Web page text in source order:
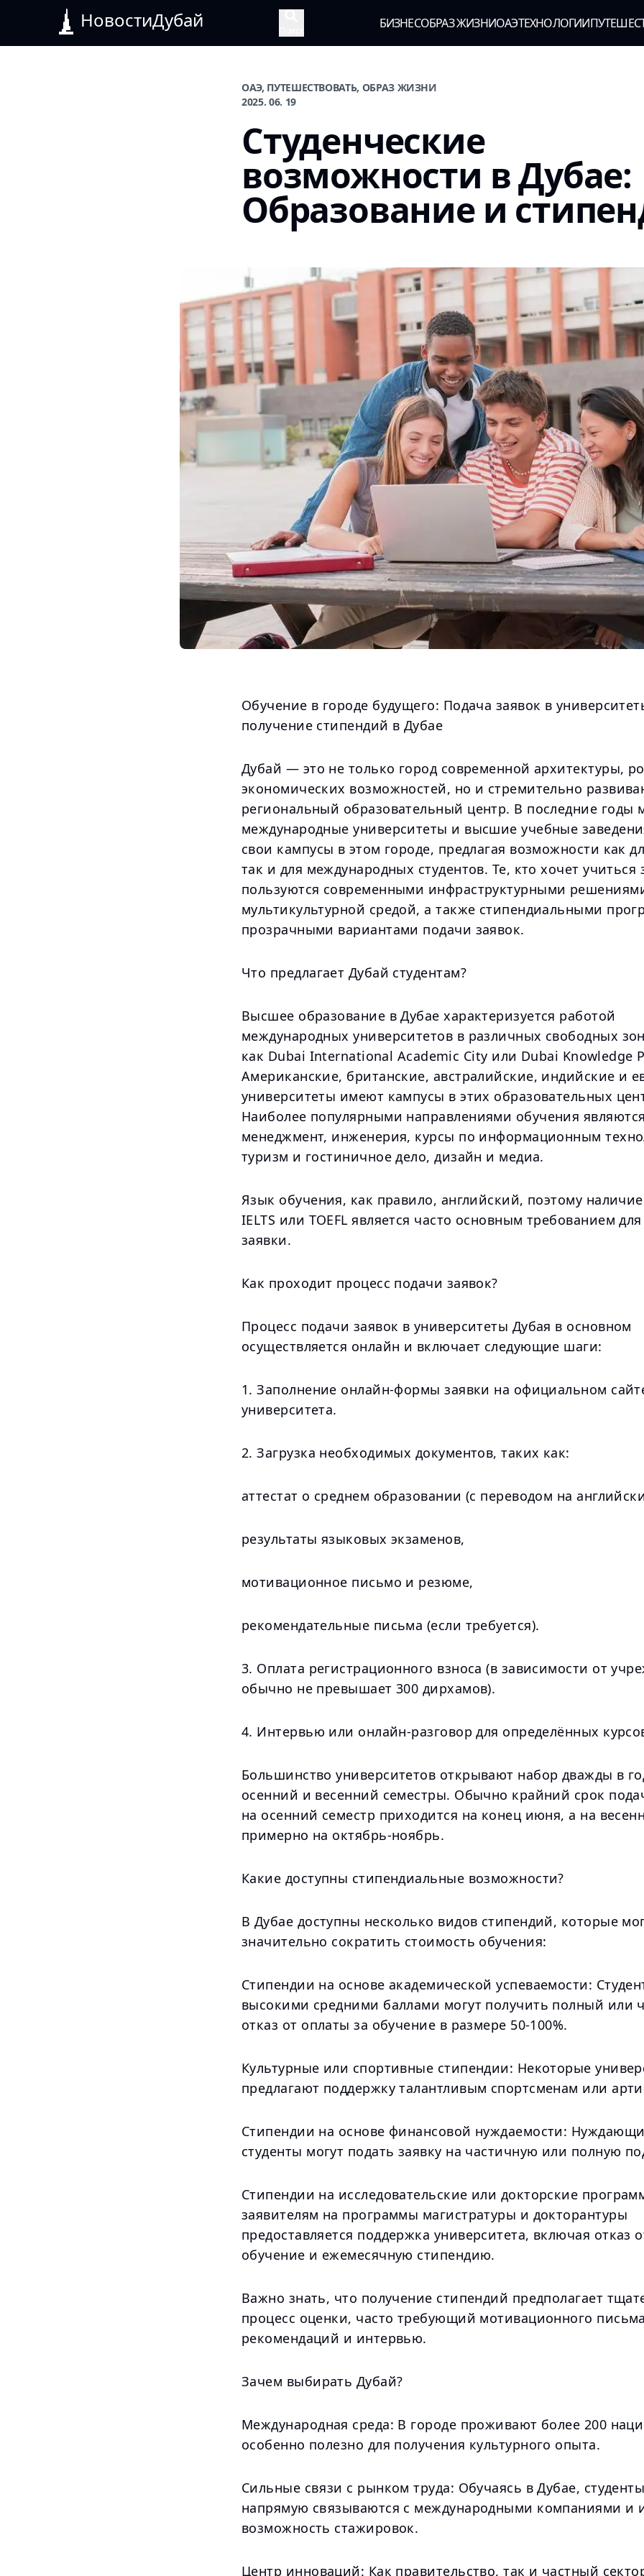
НовостиДубай БИЗНЕСОБРАЗ ЖИЗНИОАЭТЕХНОЛОГИИ
ОАЭ, ПУТЕШЕСТВОВАТЬ, ОБРАЗ ЖИЗНИ
2025. 06. 19
Студенческие
возможности в Дубае:
Образование и
Обучение в городе будущего: Подача заявок в
получение стипендий в Дубае
Дубай — это не только город современной архитектуры,
экономических возможностей, но и стремительно
региональный образовательный центр. В последние годы
международные университеты и высшие учебные
свои кампусы в этом городе, предлагая возможности как
так и для международных студентов. Те, кто хочет учиться
пользуются современными инфраструктурными
мультикультурной средой, а также стипендиальными
прозрачными вариантами подачи заявок.
Что предлагает Дубай студентам?
Высшее образование в Дубае характеризуется работой
международных университетов в различных свободных
как Dubai International Academic City или Dubai Knowledge
Американские, британские, австралийские, индийские и
университеты имеют кампусы в этих образовательных
Наиболее популярными направлениями обучения
менеджмент, инженерия, курсы по информационным
туризм и гостиничное дело, дизайн и медиа.
Язык обучения, как правило, английский, поэтому
IELTS или TOEFL является часто основным требованием
заявки.
Как проходит процесс подачи заявок?
Процесс подачи заявок в университеты Дубая в основном
осуществляется онлайн и включает следующие шаги:
1. Заполнение онлайн-формы заявки на официальном
университета.
2. Загрузка необходимых документов, таких как:
аттестат о среднем образовании (с переводом на
результаты языковых экзаменов,
мотивационное письмо и резюме,
рекомендательные письма (если требуется).
3. Оплата регистрационного взноса (в зависимости от
обычно не превышает 300 дирхамов).
4. Интервью или онлайн-разговор для определённых
Большинство университетов открывают набор дважды в
осенний и весенний семестры. Обычно крайний срок
на осенний семестр приходится на конец июня, а на
примерно на октябрь-ноябрь.
Какие доступны стипендиальные возможности?
В Дубае доступны несколько видов стипендий, которые
значительно сократить стоимость обучения:
Стипендии на основе академической успеваемости:
высокими средними баллами могут получить полный или
отказ от оплаты за обучение в размере 50-100%.
Культурные или спортивные стипендии: Некоторые
предлагают поддержку талантливым спортсменам или
Стипендии на основе финансовой нуждаемости:
студенты могут подать заявку на частичную или полную
Стипендии на исследовательские или докторские
заявителям на программы магистратуры и докторантуры
предоставляется поддержка университета, включая отказ
обучение и ежемесячную стипендию.
Важно знать, что получение стипендий предполагает
процесс оценки, часто требующий мотивационного
рекомендаций и интервью.
Зачем выбирать Дубай?
Международная среда: В городе проживают более 200
особенно полезно для получения культурного опыта.
Сильные связи с рынком труда: Обучаясь в Дубае,
напрямую связываются с международными компаниями и
возможность стажировок.
Центр инноваций: Как правительство, так и частный